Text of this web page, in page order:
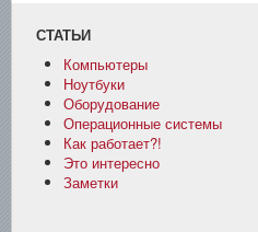
СТАТЬИ
Компьютеры
Ноутбуки
Оборудование
Операционные системы
Как работает?!
Это интересно
Заметки